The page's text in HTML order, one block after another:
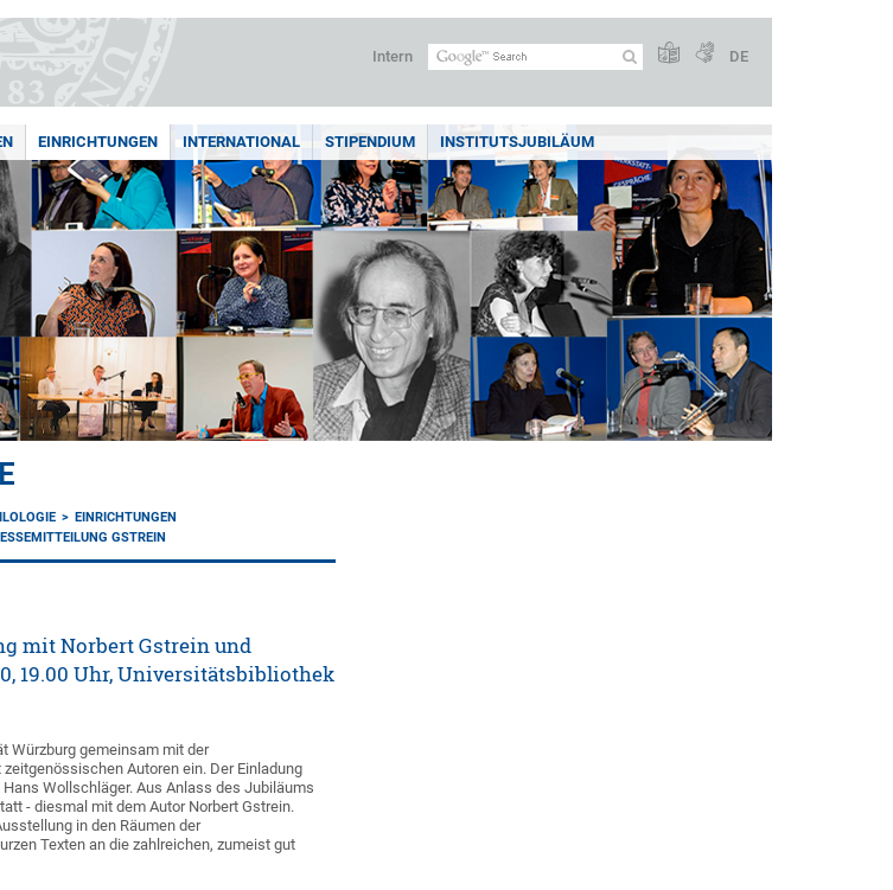
Intern DE
EINRICHTUNGEN INTERNATIONAL STIPENDIUM INSTITUTSJUBILÄUM
EINRICHTUNGEN
GSTREIN
mit Norbert Gstrein und
19.00 Uhr, Universitätsbibliothek
Würzburg gemeinsam mit der
Autoren ein. Der Einladung
Wollschläger. Aus Anlass des Jubiläums
- diesmal mit dem Autor Norbert Gstrein.
in den Räumen der
Texten an die zahlreichen, zumeist gut